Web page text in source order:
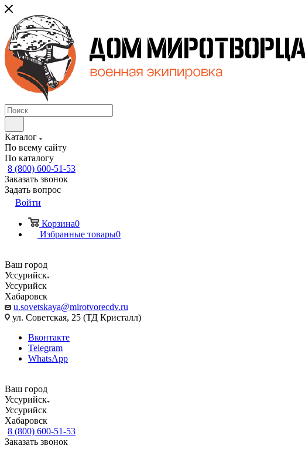
Каталог
По всему сайту
По каталогу
8 (800) 600-51-53
Заказать звонок
Задать вопрос
Войти
Корзина0
Избранные товары0
Ваш город
Уссурийск
Уссурийск
Хабаровск
u.sovetskaya@mirotvorecdv.ru
ул. Советская, 25 (ТД Кристалл)
Вконтакте
Telegram
WhatsApp
Ваш город
Уссурийск
Уссурийск
Хабаровск
8 (800) 600-51-53
Заказать звонок